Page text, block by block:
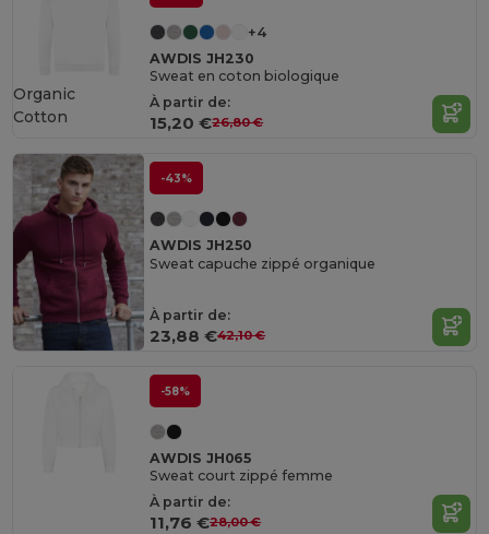
+4
AWDIS JH230
Sweat en coton biologique
À partir de:
15,20 €26,80 €
Organic
Cotton
-43%
AWDIS JH250
Sweat capuche zippé organique
À partir de:
23,88 €42,10 €
-58%
AWDIS JH065
Sweat court zippé femme
À partir de:
11,76 €28,00 €